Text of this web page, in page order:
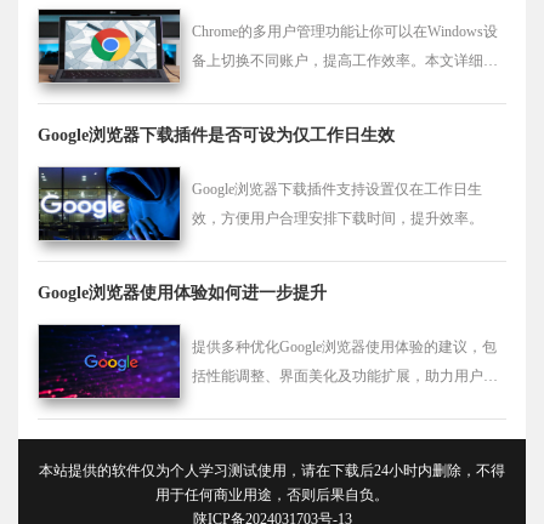
Chrome的多用户管理功能让你可以在Windows设
备上切换不同账户，提高工作效率。本文详细介
Google浏览器下载插件是否可设为仅工作日生效
Google浏览器下载插件支持设置仅在工作日生
效，方便用户合理安排下载时间，提升效率。
Google浏览器使用体验如何进一步提升
提供多种优化Google浏览器使用体验的建议，包
括性能调整、界面美化及功能扩展，助力用户高
本站提供的软件仅为个人学习测试使用，请在下载后24小时内删除，不得
用于任何商业用途，否则后果自负。
陕ICP备2024031703号-13